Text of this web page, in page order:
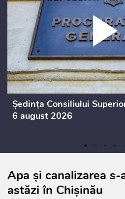
Ședința Consiliului
6 august 2026
Apa și canalizarea
astăzi în Chișinău